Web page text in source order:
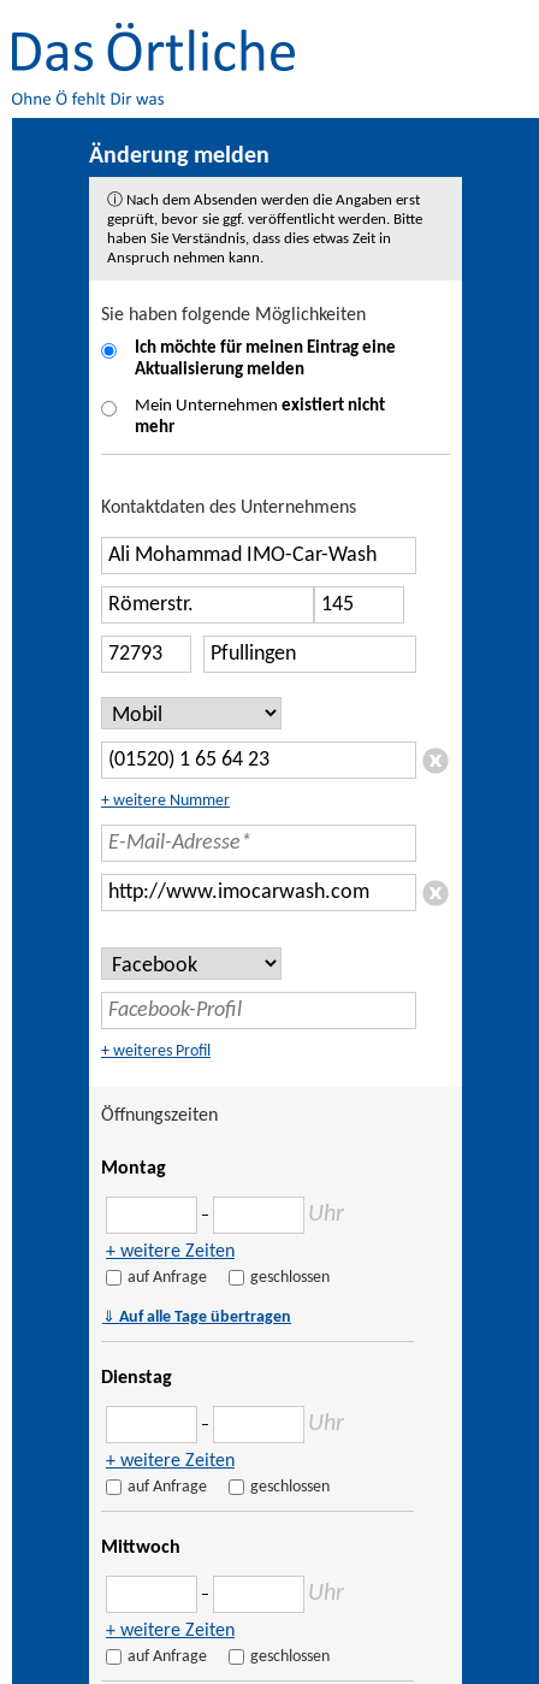
Änderung melden
ⓘ Nach dem Absenden werden die Angaben erst
geprüft, bevor sie ggf. veröffentlicht werden. Bitte
haben Sie Verständnis, dass dies etwas Zeit in
Anspruch nehmen kann.
Sie haben folgende Möglichkeiten
Ich möchte für meinen Eintrag eine
Aktualisierung melden
Mein Unternehmen existiert nicht
mehr
Kontaktdaten des Unternehmens
+ weitere Nummer
+ weiteres Profil
Öffnungszeiten
Montag
– Uhr
+ weitere Zeiten
auf Anfrage geschlossen
⇓ Auf alle Tage übertragen
Dienstag
– Uhr
+ weitere Zeiten
auf Anfrage geschlossen
Mittwoch
– Uhr
+ weitere Zeiten
auf Anfrage geschlossen